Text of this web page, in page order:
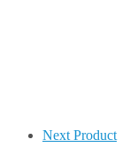
Next Product